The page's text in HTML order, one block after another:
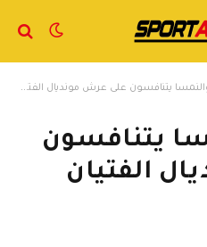
يتنافسون على عرش مونديال الفتيان
يتنافسون
الفتيان